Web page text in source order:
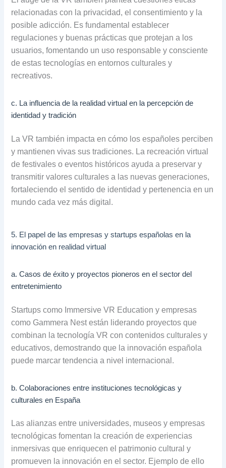
relacionadas con la privacidad, el consentimiento y la
posible adicción. Es fundamental establecer
regulaciones y buenas prácticas que protejan a los
usuarios, fomentando un uso responsable y consciente
de estas tecnologías en entornos culturales y
recreativos.
c. La influencia de la realidad virtual en la percepción de
identidad y tradición
La VR también impacta en cómo los españoles perciben
y mantienen vivas sus tradiciones. La recreación virtual
de festivales o eventos históricos ayuda a preservar y
transmitir valores culturales a las nuevas generaciones,
fortaleciendo el sentido de identidad y pertenencia en un
mundo cada vez más digital.
5. El papel de las empresas y startups españolas en la
innovación en realidad virtual
a. Casos de éxito y proyectos pioneros en el sector del
entretenimiento
Startups como Immersive VR Education y empresas
como Gammera Nest están liderando proyectos que
combinan la tecnología VR con contenidos culturales y
educativos, demostrando que la innovación española
puede marcar tendencia a nivel internacional.
b. Colaboraciones entre instituciones tecnológicas y
culturales en España
Las alianzas entre universidades, museos y empresas
tecnológicas fomentan la creación de experiencias
inmersivas que enriquecen el patrimonio cultural y
promueven la innovación en el sector. Ejemplo de ello